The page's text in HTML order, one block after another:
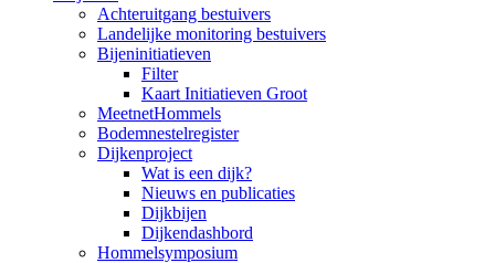
Achteruitgang bestuivers
Landelijke monitoring bestuivers
Bijeninitiatieven
Filter
Kaart Initiatieven Groot
MeetnetHommels
Bodemnestelregister
Dijkenproject
Wat is een dijk?
Nieuws en publicaties
Dijkbijen
Dijkendashbord
Hommelsymposium